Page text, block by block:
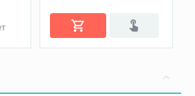
Временно отсутствует